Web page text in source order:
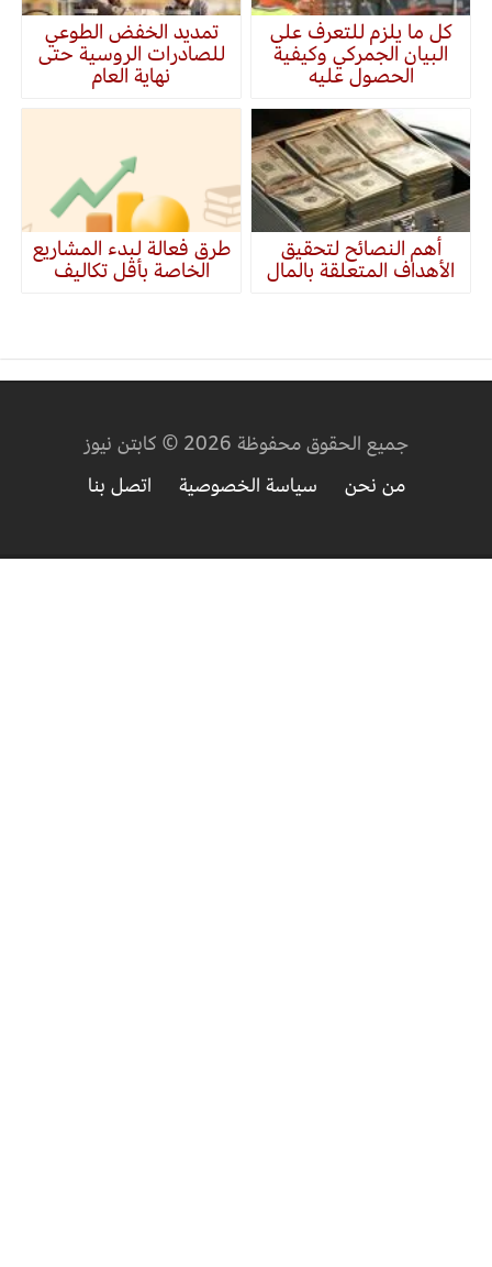
كل ما يلزم للتعرف على
البيان الجمركي وكيفية
الحصول عليه
تمديد الخفض الطوعي
للصادرات الروسية حتى
نهاية العام
أهم النصائح لتحقيق
الأهداف المتعلقة بالمال
طرق فعالة لبدء المشاريع
الخاصة بأقل تكاليف
جميع الحقوق محفوظة 2026 © كابتن نيوز
من نحن
سياسة الخصوصية اتصل بنا